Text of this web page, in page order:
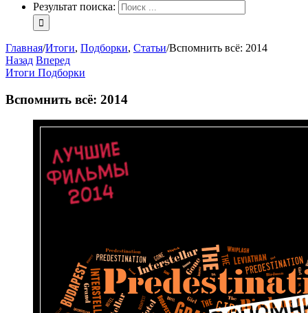
Результат поиска:
Главная/Итоги, Подборки, Статьи/Вспомнить всё: 2014
Назад Вперед
Итоги Подборки
Вспомнить всё: 2014